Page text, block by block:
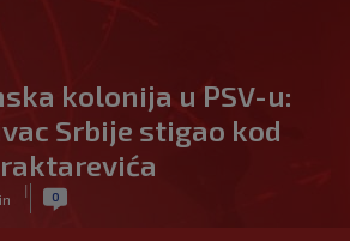
kolonija u PSV-u:
Srbije stigao kod
| 0